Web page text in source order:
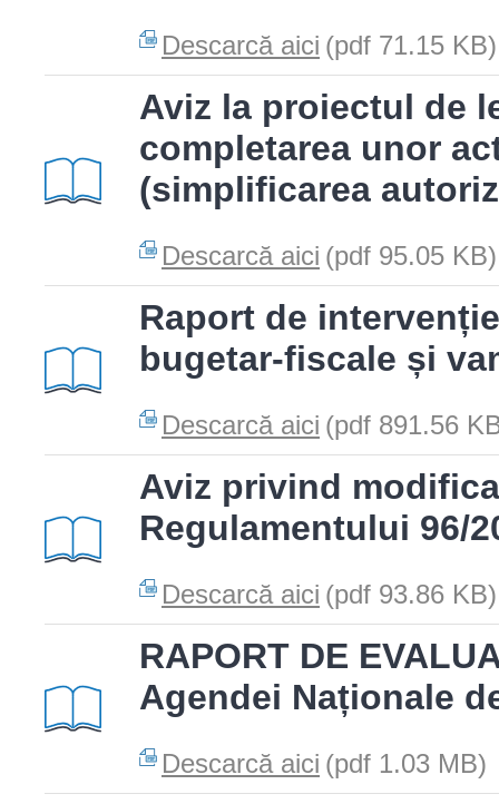
Descarcă aici (pdf 71.15 KB)
Aviz la proiectul de
completarea unor
(simplificarea
Descarcă aici (pdf 95.05 KB)
Raport de
bugetar-fiscale și
Descarcă aici (pdf 891.56
Aviz privind
Regulamentului 96/
Descarcă aici (pdf 93.86 KB)
RAPORT DE
Agendei Naționale
Descarcă aici (pdf 1.03 MB)